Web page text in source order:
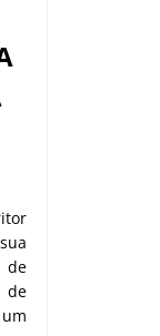
de
de